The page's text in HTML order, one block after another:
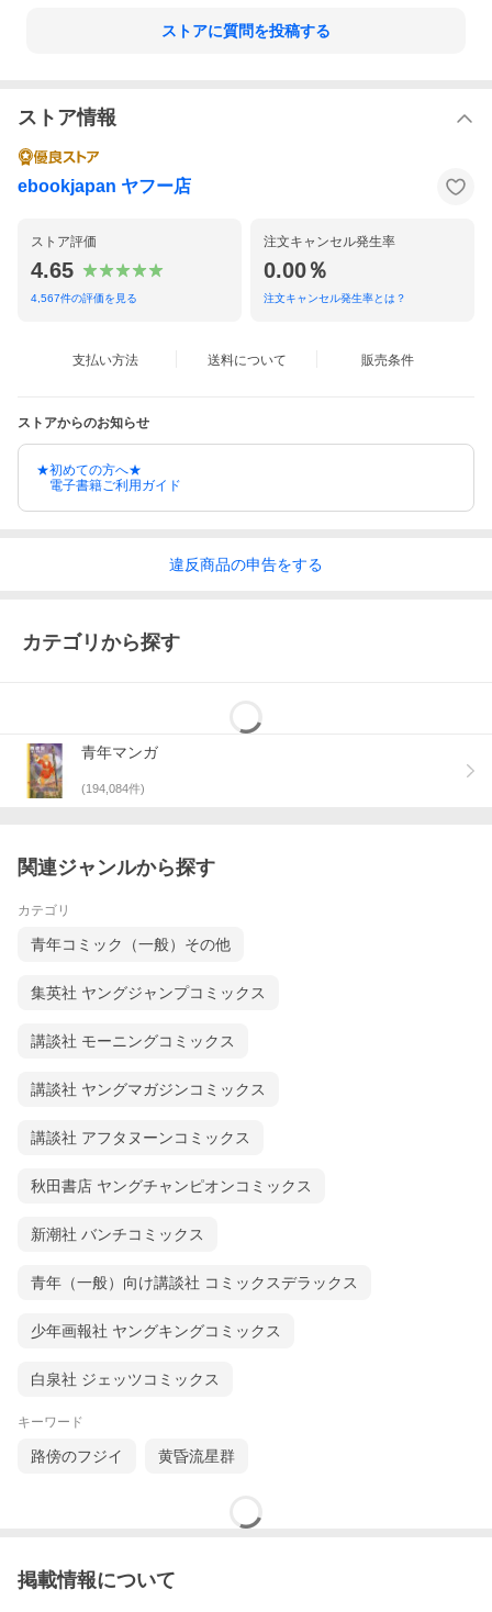
ストアに質問を投稿する
ストア情報
ebookjapan ヤフー店
ストア評価
4.65
4,567件の評価を見る
注文キャンセル発生率
0.00％
注文キャンセル発生率とは？
支払い方法 送料について 販売条件
ストアからのお知らせ
★初めての方へ★
電子書籍ご利用ガイド
違反商品の申告をする
カテゴリから探す
青年マンガ
(194,084件)
関連ジャンルから探す
カテゴリ
青年コミック（一般）その他
集英社 ヤングジャンプコミックス
講談社 モーニングコミックス
講談社 ヤングマガジンコミックス
講談社 アフタヌーンコミックス
秋田書店 ヤングチャンピオンコミックス
新潮社 バンチコミックス
青年（一般）向け講談社 コミックスデラックス
少年画報社 ヤングキングコミックス
白泉社 ジェッツコミックス
キーワード
路傍のフジイ 黄昏流星群
掲載情報について